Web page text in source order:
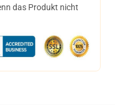
das Produkt nicht